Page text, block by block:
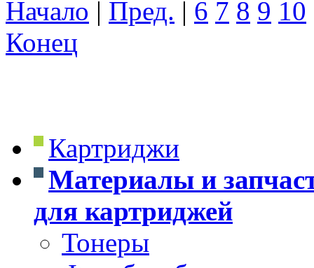
Начало | Пред. | 6 7 8 9 10
Конец
Картриджи
Материалы и
для картриджей
Тонеры